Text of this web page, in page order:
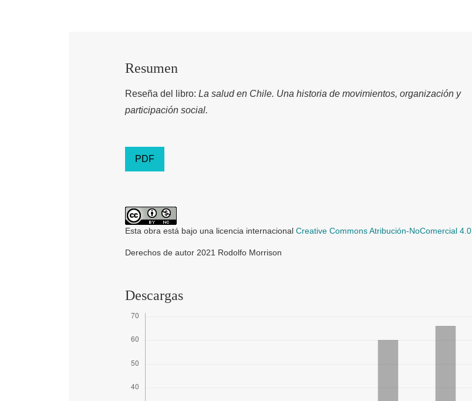
Resumen
Reseña del libro: La salud en Chile. Una historia de movimientos, organización y
participación social.
PDF
Esta obra está bajo una licencia internacional Creative Commons Atribución-NoComercial 4.0
Derechos de autor 2021 Rodolfo Morrison
Descargas